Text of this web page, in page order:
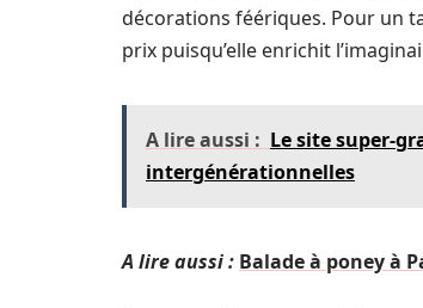
décorations féériques. Pour un
prix puisqu’elle enrichit
A lire aussi : Le site super-
intergénérationnelles
A lire aussi : Balade à poney à